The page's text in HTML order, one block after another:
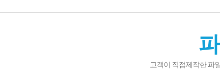
고객이 직접제작한 파